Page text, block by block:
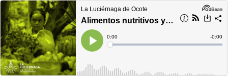
La Luciérnaga de Ocote
Alimentos nutritivos y locales
Play
Current
Time
0:00
Loaded:
Time
-0:00